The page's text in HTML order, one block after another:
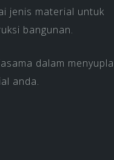
jenis material untuk
bangunan.
dalam
anda.